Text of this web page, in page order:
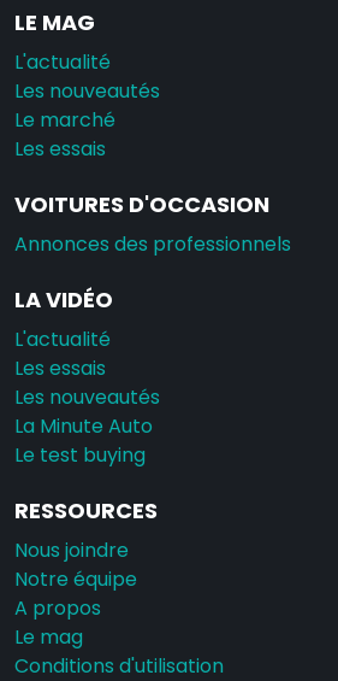
LE MAG
L'actualité
Les nouveautés
Le marché
Les essais
VOITURES D'OCCASION
Annonces des professionnels
LA VIDÉO
L'actualité
Les essais
Les nouveautés
La Minute Auto
Le test buying
RESSOURCES
Nous joindre
Notre équipe
A propos
Le mag
Conditions d'utilisation